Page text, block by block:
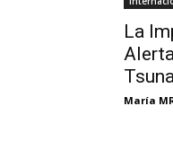
La
María